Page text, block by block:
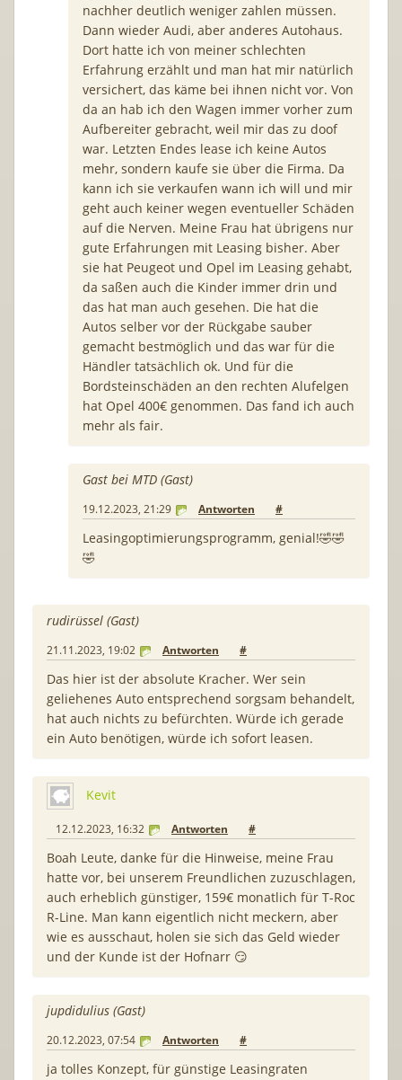
nachher deutlich weniger zahlen müssen.
Dann wieder Audi, aber anderes Autohaus.
Dort hatte ich von meiner schlechten
Erfahrung erzählt und man hat mir natürlich
versichert, das käme bei ihnen nicht vor. Von
da an hab ich den Wagen immer vorher zum
Aufbereiter gebracht, weil mir das zu doof
war. Letzten Endes lease ich keine Autos
mehr, sondern kaufe sie über die Firma. Da
kann ich sie verkaufen wann ich will und mir
geht auch keiner wegen eventueller Schäden
auf die Nerven. Meine Frau hat übrigens nur
gute Erfahrungen mit Leasing bisher. Aber
sie hat Peugeot und Opel im Leasing gehabt,
da saßen auch die Kinder immer drin und
das hat man auch gesehen. Die hat die
Autos selber vor der Rückgabe sauber
gemacht bestmöglich und das war für die
Händler tatsächlich ok. Und für die
Bordsteinschäden an den rechten Alufelgen
hat Opel 400€ genommen. Das fand ich auch
mehr als fair.
Gast bei MTD (Gast)
19.12.2023, 21:29 Antworten #
Leasingoptimierungsprogramm, genial!🤣🤣
🤣
rudirüssel (Gast)
21.11.2023, 19:02 Antworten #
Das hier ist der absolute Kracher. Wer sein
geliehenes Auto entsprechend sorgsam behandelt,
hat auch nichts zu befürchten. Würde ich gerade
ein Auto benötigen, würde ich sofort leasen.
Kevit
12.12.2023, 16:32 Antworten #
Boah Leute, danke für die Hinweise, meine Frau
hatte vor, bei unserem Freundlichen zuzuschlagen,
auch erheblich günstiger, 159€ monatlich für T-Roc
R-Line. Man kann eigentlich nicht meckern, aber
wie es ausschaut, holen sie sich das Geld wieder
und der Kunde ist der Hofnarr 😏
jupdidulius (Gast)
20.12.2023, 07:54 Antworten #
ja tolles Konzept, für günstige Leasingraten